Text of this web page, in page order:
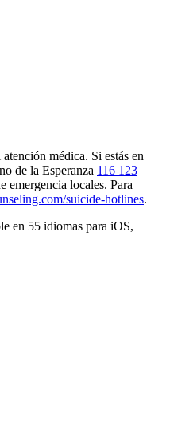
médica. Si estás en
de la Esperanza 116 123
locales. Para
suicide-hotlines.
en 55 idiomas para iOS,